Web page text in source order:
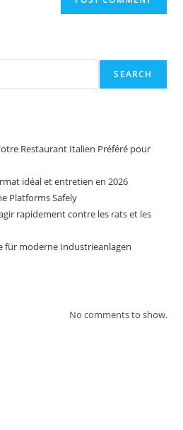
SEARCH
Restaurant Italien Préféré pour
idéal et entretien en 2026
Platforms Safely
rapidement contre les rats et les
für moderne Industrieanlagen
No comments to show.